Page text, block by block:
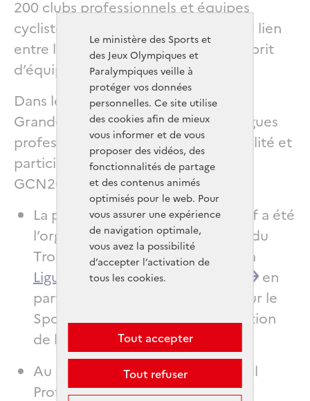
Le ministère des Sports et
des Jeux Olympiques et
Paralympiques veille à
protéger vos données
personnelles. Ce site utilise
des cookies afin de mieux
vous informer et de vous
proposer des vidéos, des
fonctionnalités de partage
et des contenus animés
optimisés pour le web. Pour
vous assurer une expérience
de navigation optimale,
vous avez la possibilité
d’accepter l’activation de
tous les cookies.
Tout accepter
Tout refuser
200 clubs professionnels et équipes
cyclistes qui permettent de créer du lien
entre les individus et de diffuser l’esprit
d’équipe à travers toute la France.
Dans le cadre du partenariat avec la
Grande Cause Nationale 2024, les ligues
professionnelles donnent de la visibilité et
participent à des actions labellisées
GCN2024 tout au long de l’année :
La première étape de ce dispositif a été
l’organisation le 3 janvier dernier du
Trophée du Vivre Ensemble par la
Ligue de Football Professionnel
en
partenariat avec la Fondation pour le
Sport Inclusif et avec la participation
de la Licra.
Au printemps, la Ligue de Football
Professionnel (LFP), la